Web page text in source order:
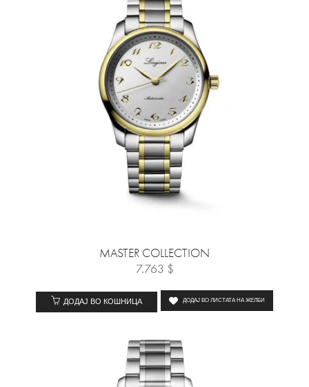
MASTER COLLECTION
7.763 $
ДОДАЈ ВО КОШНИЦА ДОДАЈ ВО ЛИСТАТА НА ЖЕЛБИ